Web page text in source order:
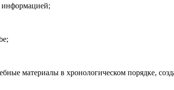
информацией;
материалы в хронологическом порядке,